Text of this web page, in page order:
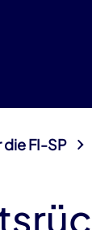
die FI-SP